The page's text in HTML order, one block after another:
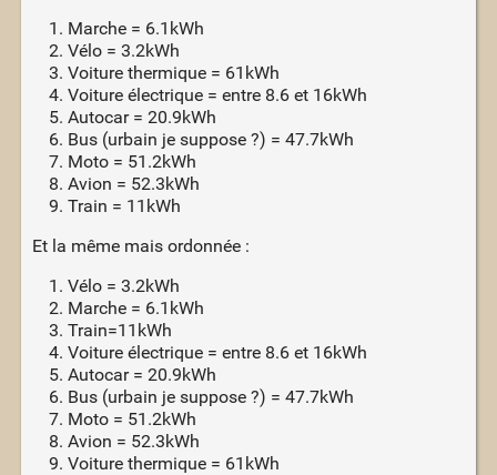
Marche = 6.1kWh
Vélo = 3.2kWh
Voiture thermique = 61kWh
Voiture électrique = entre 8.6 et 16kWh
Autocar = 20.9kWh
Bus (urbain je suppose ?) = 47.7kWh
Moto = 51.2kWh
Avion = 52.3kWh
Train = 11kWh
Et la même mais ordonnée :
Vélo = 3.2kWh
Marche = 6.1kWh
Train=11kWh
Voiture électrique = entre 8.6 et 16kWh
Autocar = 20.9kWh
Bus (urbain je suppose ?) = 47.7kWh
Moto = 51.2kWh
Avion = 52.3kWh
Voiture thermique = 61kWh